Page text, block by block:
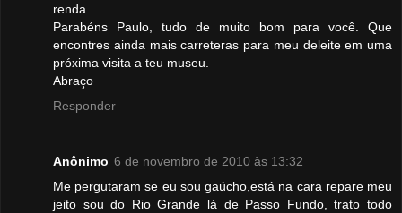
renda.
Parabéns Paulo, tudo de muito bom para você. Que
encontres ainda mais carreteras para meu deleite em uma
próxima visita a teu museu.
Abraço
Responder
Anônimo 6 de novembro de 2010 às 13:32
Me pergutaram se eu sou gaúcho,está na cara repare meu
jeito sou do Rio Grande lá de Passo Fundo, trato todo